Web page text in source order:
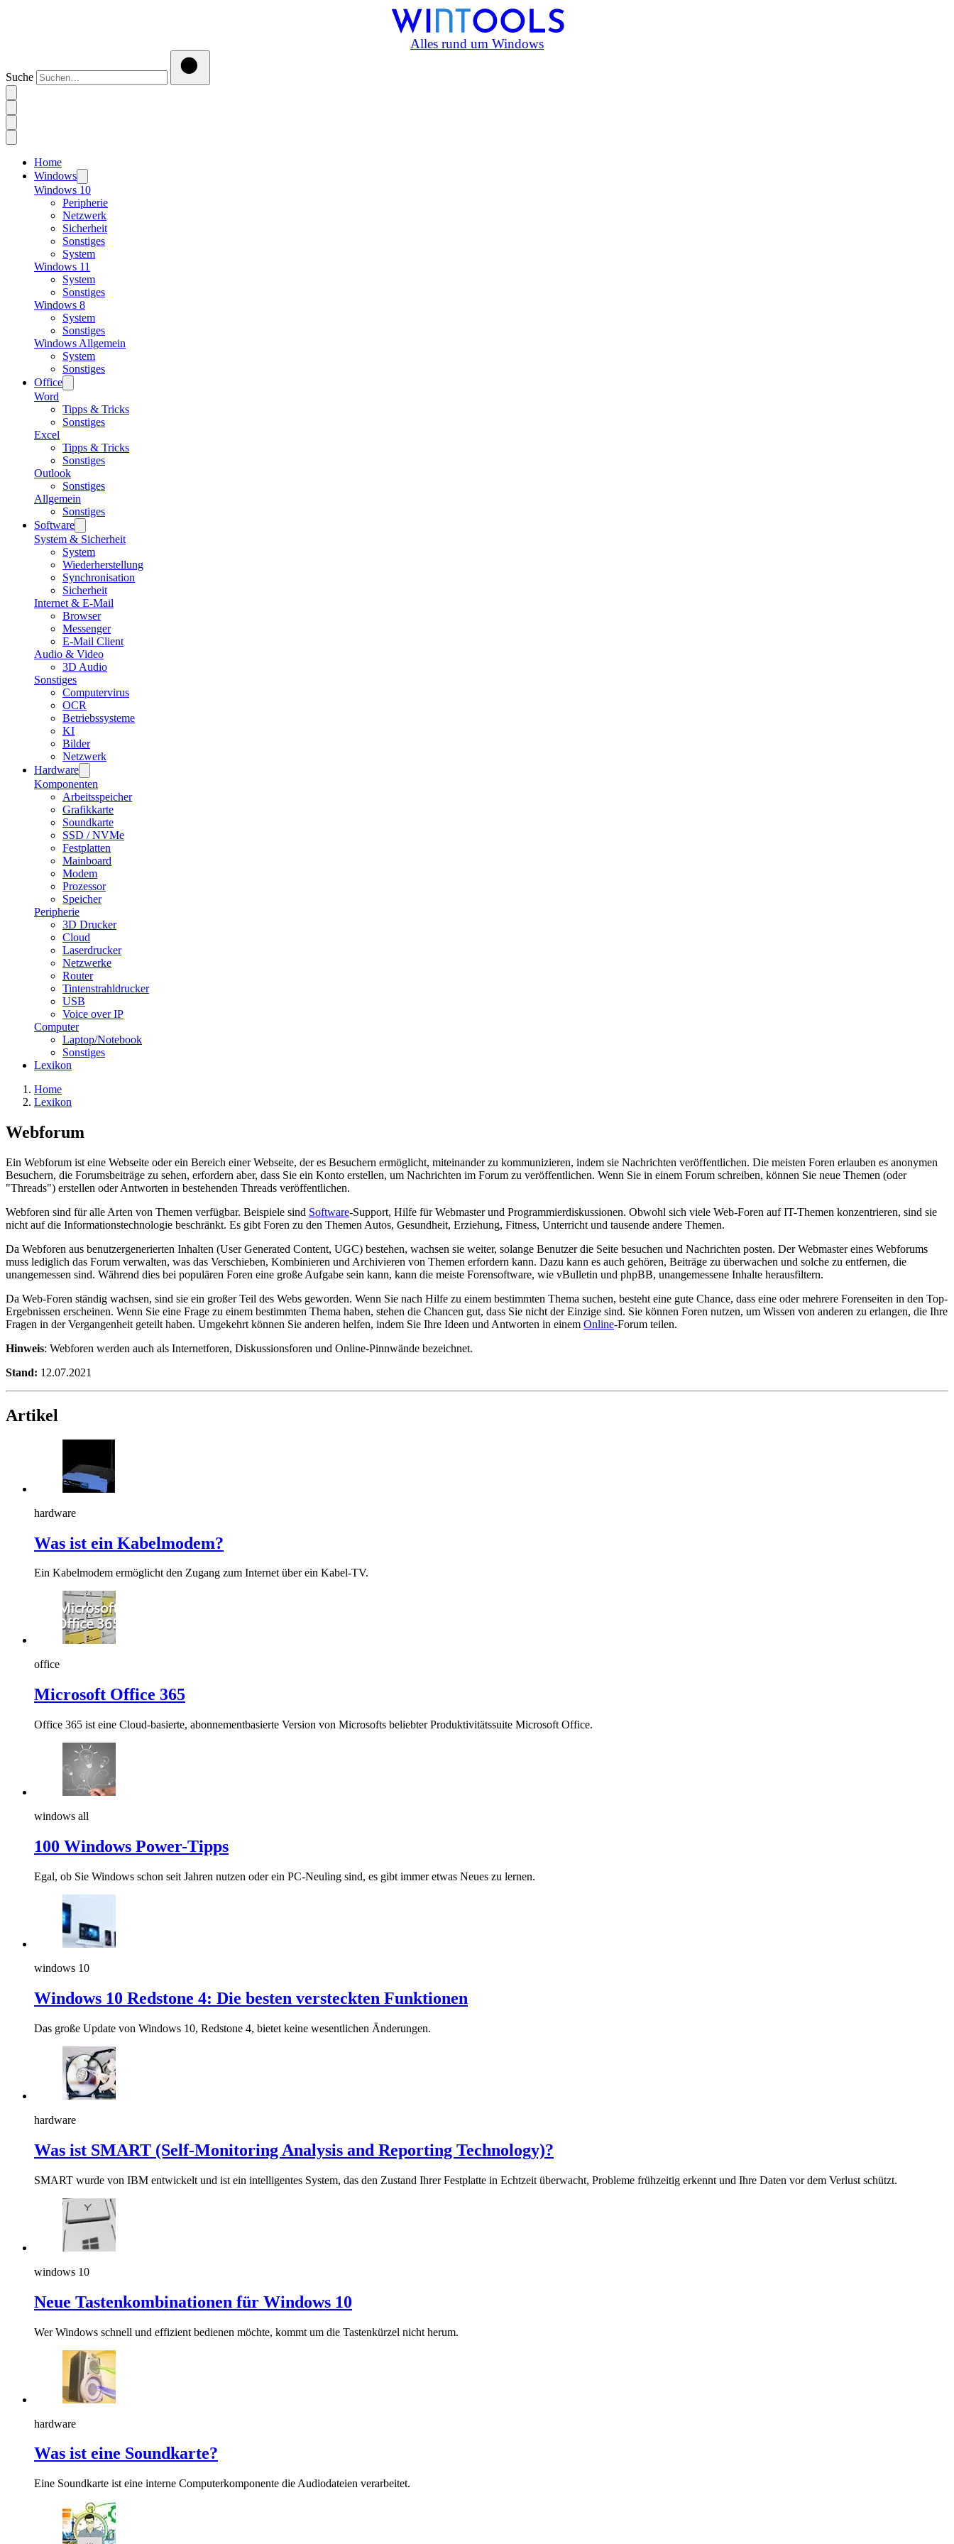
Alles rund um Windows
Suche
Home
Windows
Windows 10
Peripherie
Netzwerk
Sicherheit
Sonstiges
System
Windows 11
System
Sonstiges
Windows 8
System
Sonstiges
Windows Allgemein
System
Sonstiges
Office
Word
Tipps & Tricks
Sonstiges
Excel
Tipps & Tricks
Sonstiges
Outlook
Sonstiges
Allgemein
Sonstiges
Software
System & Sicherheit
System
Wiederherstellung
Synchronisation
Sicherheit
Internet & E-Mail
Browser
Messenger
E-Mail Client
Audio & Video
3D Audio
Sonstiges
Computervirus
OCR
Betriebssysteme
KI
Bilder
Netzwerk
Hardware
Komponenten
Arbeitsspeicher
Grafikkarte
Soundkarte
SSD / NVMe
Festplatten
Mainboard
Modem
Prozessor
Speicher
Peripherie
3D Drucker
Cloud
Laserdrucker
Netzwerke
Router
Tintenstrahldrucker
USB
Voice over IP
Computer
Laptop/Notebook
Sonstiges
Lexikon
Home
Lexikon
Webforum
Ein Webforum ist eine Webseite oder ein Bereich einer Webseite, der es Besuchern ermöglicht, miteinander zu kommunizieren, indem sie Nachrichten veröffentlichen. Die meisten Foren erlauben es anonymen
Besuchern, die Forumsbeiträge zu sehen, erfordern aber, dass Sie ein Konto erstellen, um Nachrichten im Forum zu veröffentlichen. Wenn Sie in einem Forum schreiben, können Sie neue Themen (oder
"Threads") erstellen oder Antworten in bestehenden Threads veröffentlichen.
Webforen sind für alle Arten von Themen verfügbar. Beispiele sind Software-Support, Hilfe für Webmaster und Programmierdiskussionen. Obwohl sich viele Web-Foren auf IT-Themen konzentrieren, sind sie
nicht auf die Informationstechnologie beschränkt. Es gibt Foren zu den Themen Autos, Gesundheit, Erziehung, Fitness, Unterricht und tausende andere Themen.
Da Webforen aus benutzergenerierten Inhalten (User Generated Content, UGC) bestehen, wachsen sie weiter, solange Benutzer die Seite besuchen und Nachrichten posten. Der Webmaster eines Webforums
muss lediglich das Forum verwalten, was das Verschieben, Kombinieren und Archivieren von Themen erfordern kann. Dazu kann es auch gehören, Beiträge zu überwachen und solche zu entfernen, die
unangemessen sind. Während dies bei populären Foren eine große Aufgabe sein kann, kann die meiste Forensoftware, wie vBulletin und phpBB, unangemessene Inhalte herausfiltern.
Da Web-Foren ständig wachsen, sind sie ein großer Teil des Webs geworden. Wenn Sie nach Hilfe zu einem bestimmten Thema suchen, besteht eine gute Chance, dass eine oder mehrere Forenseiten in den Top-
Ergebnissen erscheinen. Wenn Sie eine Frage zu einem bestimmten Thema haben, stehen die Chancen gut, dass Sie nicht der Einzige sind. Sie können Foren nutzen, um Wissen von anderen zu erlangen, die Ihre
Fragen in der Vergangenheit geteilt haben. Umgekehrt können Sie anderen helfen, indem Sie Ihre Ideen und Antworten in einem Online-Forum teilen.
Hinweis: Webforen werden auch als Internetforen, Diskussionsforen und Online-Pinnwände bezeichnet.
Stand: 12.07.2021
Artikel
hardware
Was ist ein Kabelmodem?
Ein Kabelmodem ermöglicht den Zugang zum Internet über ein Kabel-TV.
office
Microsoft Office 365
Office 365 ist eine Cloud-basierte, abonnementbasierte Version von Microsofts beliebter Produktivitätssuite Microsoft Office.
windows all
100 Windows Power-Tipps
Egal, ob Sie Windows schon seit Jahren nutzen oder ein PC-Neuling sind, es gibt immer etwas Neues zu lernen.
windows 10
Windows 10 Redstone 4: Die besten versteckten Funktionen
Das große Update von Windows 10, Redstone 4, bietet keine wesentlichen Änderungen.
hardware
Was ist SMART (Self-Monitoring Analysis and Reporting Technology)?
SMART wurde von IBM entwickelt und ist ein intelligentes System, das den Zustand Ihrer Festplatte in Echtzeit überwacht, Probleme frühzeitig erkennt und Ihre Daten vor dem Verlust schützt.
windows 10
Neue Tastenkombinationen für Windows 10
Wer Windows schnell und effizient bedienen möchte, kommt um die Tastenkürzel nicht herum.
hardware
Was ist eine Soundkarte?
Eine Soundkarte ist eine interne Computerkomponente die Audiodateien verarbeitet.